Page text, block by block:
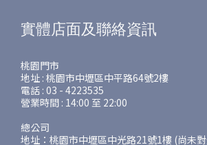
實體店面及聯絡資訊
桃園門市
地址 : 桃園市中壢區中平路64號2樓
電話 : 03 - 4223535
營業時間 : 14:00 至 22:00
總公司
地址：桃園市中壢區中光路21號1樓 (尚未